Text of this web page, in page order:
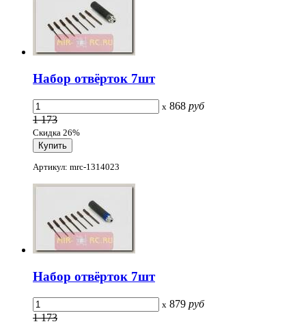
Набор отвёрток 7шт
x 868 руб
1 173
Скидка 26%
Артикул: mrc-1314023
Набор отвёрток 7шт
x 879 руб
1 173